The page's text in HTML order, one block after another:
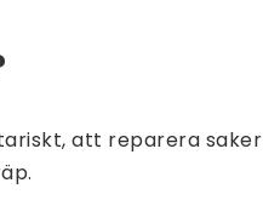
att reparera saker